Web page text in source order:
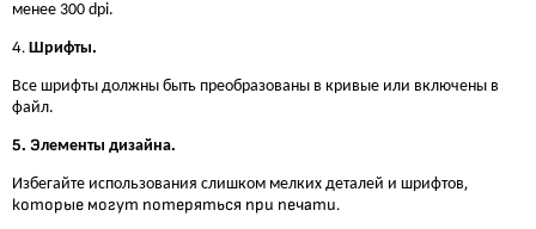
менее 300 dpi.
4. Шрифты.
Все шрифты должны быть преобразованы в кривые или включены в
файл.
5. Элементы дизайна.
Избегайте использования слишком мелких деталей и шрифтов,
которые могут потеряться при печати.